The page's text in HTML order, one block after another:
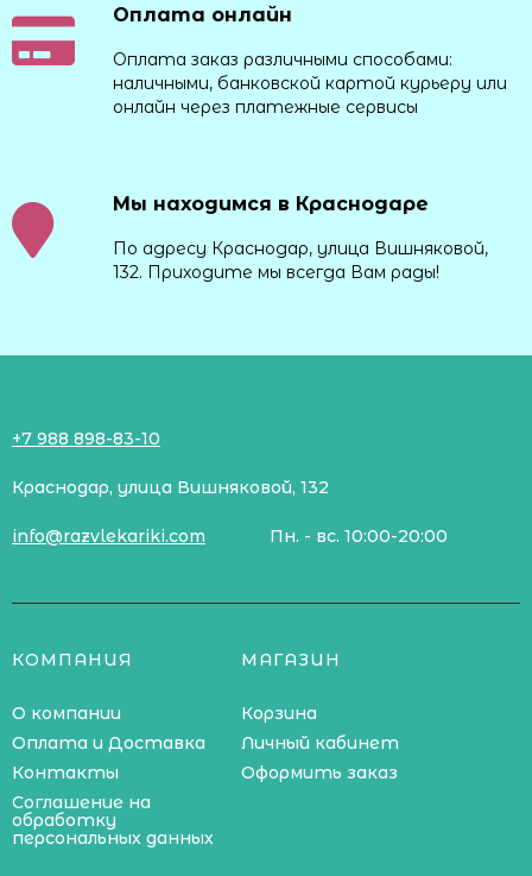
Оплата онлайн
Оплата заказ различными способами:
наличными, банковской картой курьеру или
онлайн через платежные сервисы
Мы находимся в Краснодаре
По адресу Краснодар, улица Вишняковой,
132. Приходите мы всегда Вам рады!
+7 988 898-83-10
Краснодар, улица Вишняковой, 132
info@razvlekariki.com Пн. - вс. 10:00-20:00
КОМПАНИЯ
О компании
Оплата и Доставка
Контакты
Соглашение на
обработку
персональных данных
МАГАЗИН
Корзина
Личный кабинет
Оформить заказ